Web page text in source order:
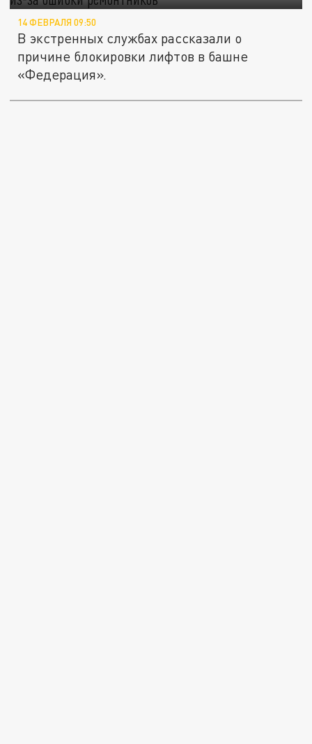
14 ФЕВРАЛЯ 09:50
В экстренных службах рассказали о
причине блокировки лифтов в башне
«Федерация».